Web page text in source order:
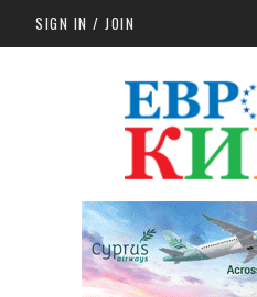
Skip to main content
SIGN IN / JOIN